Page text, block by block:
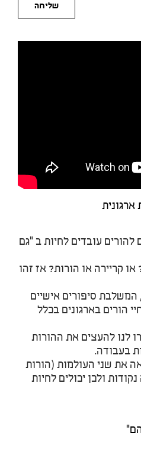
שליחה
ארגונית
להורים עובדים לחיות ב "גם
קריירה או הורות? אז זהו
סיפורים אישיים
חיי הורים בארגונים בכלל
לנו להעצים את ההורות
בעבודה.
את שני העולמות (הורות
ולכן יכולים לחיות